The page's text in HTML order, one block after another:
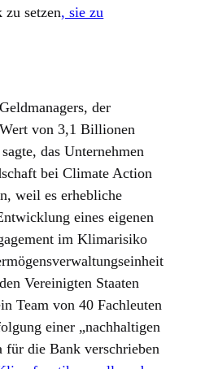
setzen, sie zu
der
von 3,1 Billionen
das Unternehmen
bei Climate Action
weil es erhebliche
eines eigenen
im Klimarisiko
Vereinigten Staaten
Team von 40 Fachleuten
einer „nachhaltigen
für die Bank verschrieben